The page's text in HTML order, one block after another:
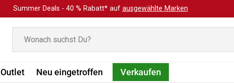
Summer Deals - 40 % Rabatt* auf ausgewählte Marken
Outlet Neu eingetroffen Verkaufen